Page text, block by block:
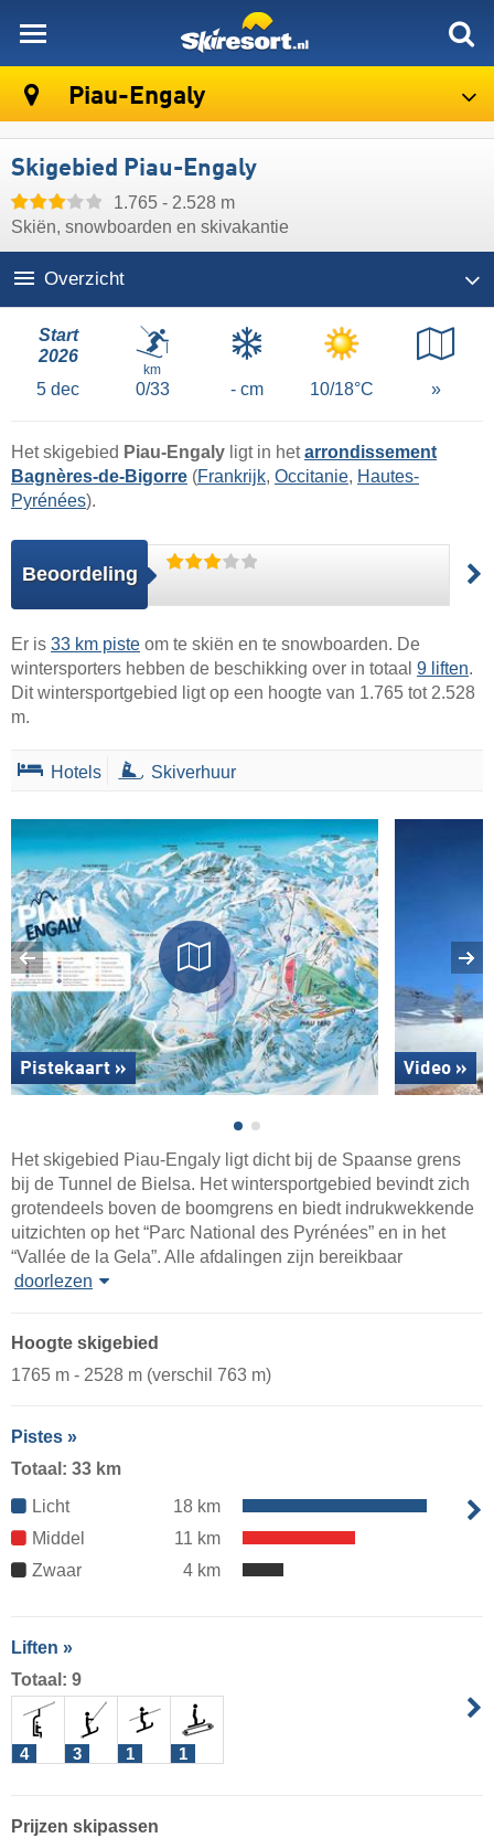
Piau-Engaly
Skigebied Piau-Engaly
1.765 - 2.528 m
Skiën, snowboarden en skivakantie
Overzicht
Start
2026
5 dec
km
0/33 - cm 10/18°C »
Het skigebied Piau-Engaly ligt in hetarrondissement
Bagnères-de-Bigorre (Frankrijk, Occitanie, Hautes-
Pyrénées).
Beoordeling
Er is 33 km piste om te skiën en te snowboarden. De
wintersporters hebben de beschikking over in totaal 9 liften.
Dit wintersportgebied ligt op een hoogte van 1.765 tot 2.528
m.
Hotels Skiverhuur
Pistekaart » Video »
Het skigebied Piau-Engaly ligt dicht bij de Spaanse grens
bij de Tunnel de Bielsa. Het wintersportgebied bevindt zich
grotendeels boven de boomgrens en biedt indrukwekkende
uitzichten op het “Parc National des Pyrénées” en in het
“Vallée de la Gela”. Alle afdalingen zijn bereikbaar
doorlezen
Hoogte skigebied
1765 m - 2528 m (verschil 763 m)
Pistes »
Totaal: 33 km
Licht
18 km
Middel
11 km
Zwaar
4 km
Liften »
Totaal: 9
4 3 1 1
Prijzen skipassen